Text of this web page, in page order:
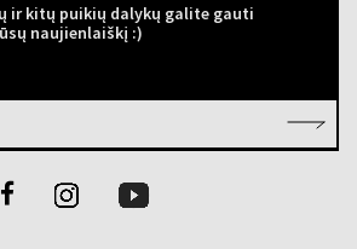
ir kitų puikių dalykų galite gauti
naujienlaiškį :)